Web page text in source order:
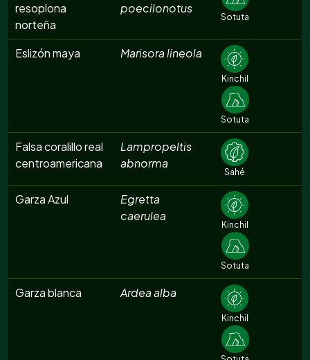
resoplona
norteña
poecilonotus
Sotuta
Eslizón maya Marisora lineola
Kinchil
Sotuta
Falsa coralillo real
centroamericana
Lampropeltis
abnorma
Sahé
Garza Azul
Egretta
caerulea
Kinchil
Sotuta
Garza blanca Ardea alba
Kinchil